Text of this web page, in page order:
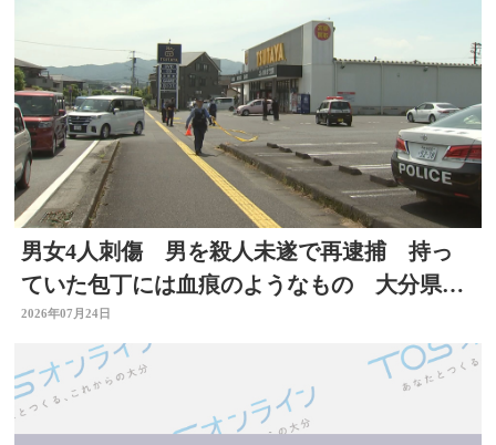
男女4人刺傷 男を殺人未遂で再逮捕 持っ
ていた包丁には血痕のようなもの 大分県佐
伯市
2026年07月24日